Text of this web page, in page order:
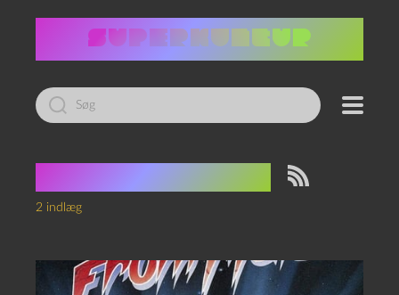
Led
efter:
2 indlæg